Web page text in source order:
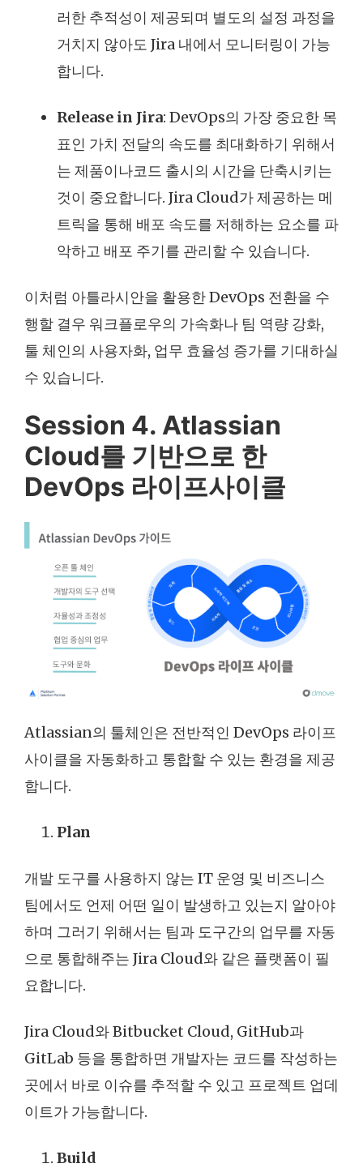
러한 추적성이 제공되며 별도의 설정 과정을
거치지 않아도 Jira 내에서 모니터링이 가능
합니다.
Release in Jira: DevOps의 가장 중요한 목
표인 가치 전달의 속도를 최대화하기 위해서
는 제품이나코드 출시의 시간을 단축시키는
것이 중요합니다. Jira Cloud가 제공하는 메
트릭을 통해 배포 속도를 저해하는 요소를 파
악하고 배포 주기를 관리할 수 있습니다.
이처럼 아틀라시안을 활용한 DevOps 전환을 수
행할 결우 워크플로우의 가속화나 팀 역량 강화,
툴 체인의 사용자화, 업무 효율성 증가를 기대하실
수 있습니다.
Session 4. Atlassian
Cloud를 기반으로 한
DevOps 라이프사이클
Atlassian의 툴체인은 전반적인 DevOps 라이프
사이클을 자동화하고 통합할 수 있는 환경을 제공
합니다.
Plan
개발 도구를 사용하지 않는 IT 운영 및 비즈니스
팀에서도 언제 어떤 일이 발생하고 있는지 알아야
하며 그러기 위해서는 팀과 도구간의 업무를 자동
으로 통합해주는 Jira Cloud와 같은 플랫폼이 필
요합니다.
Jira Cloud와 Bitbucket Cloud, GitHub과
GitLab 등을 통합하면 개발자는 코드를 작성하는
곳에서 바로 이슈를 추적할 수 있고 프로젝트 업데
이트가 가능합니다.
Build